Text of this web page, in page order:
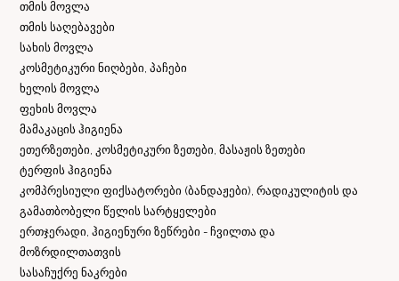
თმის მოვლა
თმის საღებავები
სახის მოვლა
კოსმეტიკური ნიღბები, პაჩები
ხელის მოვლა
ფეხის მოვლა
მამაკაცის ჰიგიენა
ეთერზეთები, კოსმეტიკური ზეთები, მასაჟის ზეთები
ტერფის ჰიგიენა
კომპრესიული ფიქსატორები (ბანდაჟები), რადიკულიტის და
გამათბობელი წელის სარტყელები
ერთჯერადი, ჰიგიენური ზეწრები - ჩვილთა და
მოზრდილთათვის
სასაჩუქრე ნაკრები